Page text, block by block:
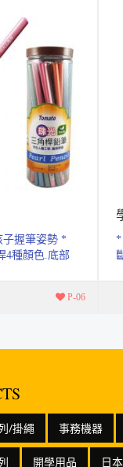
子握筆姿勢 *
4種顏色.底部
P-06
*
/掛繩 事務機器
開學用品 日